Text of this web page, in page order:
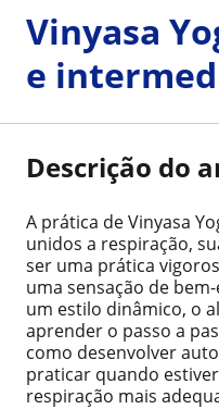
Vinyasa
e
Descrição do
A prática de Vinyasa
unidos a respiração,
ser uma prática
uma sensação de
um estilo dinâmico, o
aprender o passo a
como desenvolver
praticar quando
respiração mais